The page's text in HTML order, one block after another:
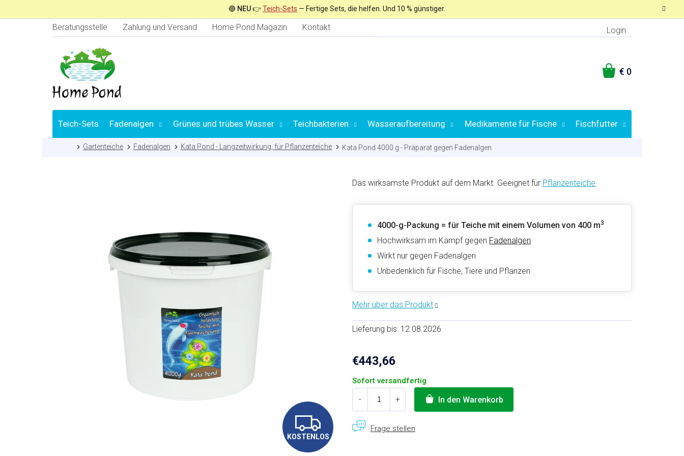
🔵 NEU👉Teich-Sets — Fertige Sets, die helfen. Und 10 % günstiger.
Beratungsstelle Zahlung und Versand Home Pond Magazin Kontakt Login
WARENKORB
Teich-Sets Fadenalgen Grünes und trübes Wasser Teichbakterien Wasseraufbereitung Medikamente für Fische Fischfutter
Auswahl nach
Startseite
Gartenteiche Fadenalgen Kata Pond - Langzeitwirkung, für Pflanzenteiche Kata Pond 4000 g - Präparat gegen Fadenalgen
K
O
KOSTENLOS
€443,66
Verkaufspreis:
Sofort versandfertig
Lieferung bis: 12.08.2026
In den Warenkorb
Das wirksamste Produkt auf dem Markt. Geeignet für Pflanzenteiche
4000-g-Packung = für Teiche mit einem Volumen von 400 m3
Hochwirksam im Kampf gegen Fadenalgen
Wirkt nur gegen Fadenalgen
Unbedenklich für Fische, Tiere und Pflanzen